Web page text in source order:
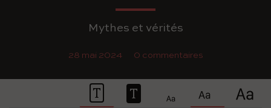
Mythes et vérités
28 mai 2024 0 commentaires